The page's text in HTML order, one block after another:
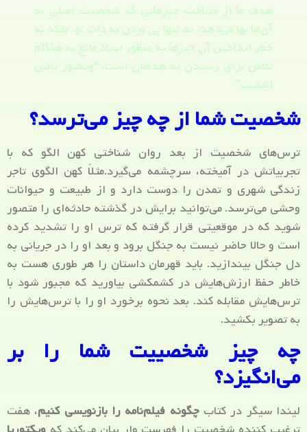
هدف ما از شناخت چیزهایی که شخصیت اصلی به
آن‌ها بها می‌دهد، نه تنها پی بردن به ذات او، بلکه به
خطر انداختن آن چیزها به منظور ایجاد مانع به هنگام
تلاش برای رسیدن به هدفش است. “ویکتور یالین
اشمیت”
شخصیت شما از چه چیز می‌ترسد؟
ترس‌های شخصیت از بعد روان شناختی کهن الگو که با
تجربیاتش در آمیخته، سرچشمه می‌گیرد.مثلاً کهن الگوی تاجر
زندگی شهری و تمدن را دوست دارد و از طبیعت و حیوانات
وحشی می‌ترسد. می‌توانید برایش در گذشته حادثه‌ای را متصور
شوید که در موقعیتی قرار گرفته که ترس او را تشدید کرده
است و حالا حاضر نیست به جنگل برود و بعد او را در جریانی به
دل جنگل بیندازید. باید قهرمان داستان را هر طوری هست به
خاطر حفظ ارزش‌هایش در کشمکشی بیاورید که مجبور شود با
ترس‌هایش مقابله کند. بعد نحوه برخورد او را با ترس‌هایش را
به تصویر بکشید.
چه چیز شخصییت شما را بر
می‌انگیزد؟
لیندا سیگر در کتاب چگونه فیلم‌نامه را بازنویسی کنیم، هفت